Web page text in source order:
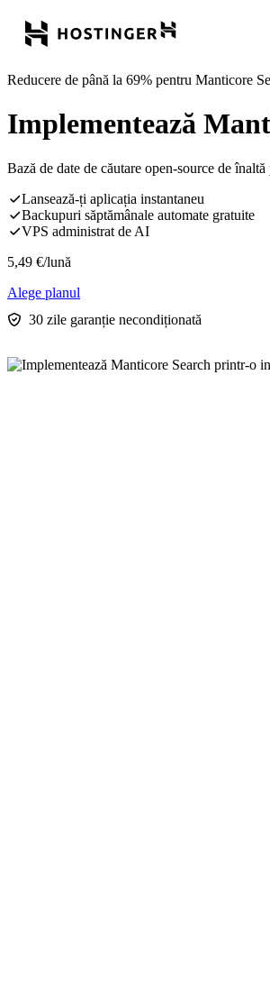
Reducere de până la 69% pentru Manticore
Implementează
Bază de date de căutare open-source de
Lansează-ți aplicația instantaneu
Backupuri săptămânale automate gratuite
VPS administrat de AI
5,49 €/lună
Alege planul
30 zile garanție necondiționată